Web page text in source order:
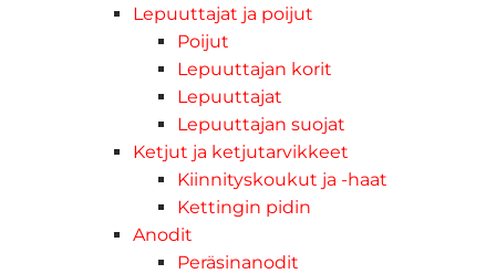
Lepuuttajat ja poijut
Poijut
Lepuuttajan korit
Lepuuttajat
Lepuuttajan suojat
Ketjut ja ketjutarvikkeet
Kiinnityskoukut ja -haat
Kettingin pidin
Anodit
Peräsinanodit